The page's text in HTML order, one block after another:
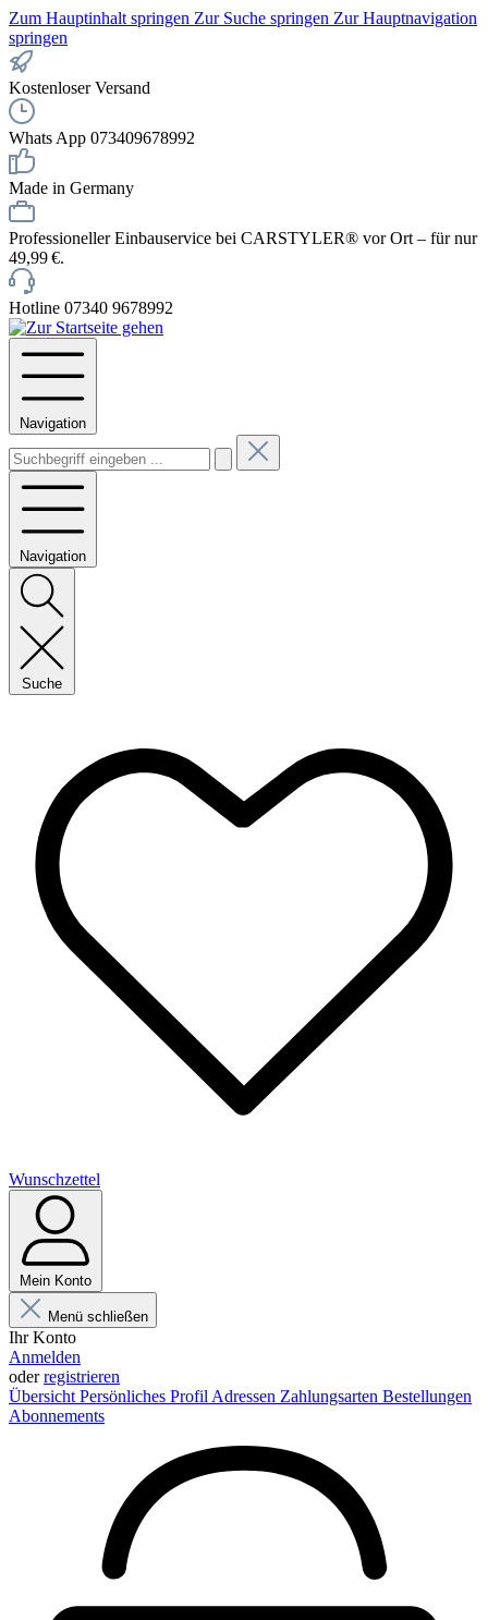
Zum Hauptinhalt springen Zur Suche springen Zur Hauptnavigation
springen
Kostenloser Versand
Whats App 073409678992
Made in Germany
Professioneller Einbauservice bei CARSTYLER® vor Ort – für nur
49,99 €.
Hotline 07340 9678992
Navigation
Navigation
Suche
Wunschzettel
Mein Konto
Menü schließen
Ihr Konto
Anmelden
oderregistrieren
Übersicht Persönliches Profil Adressen Zahlungsarten Bestellungen
Abonnements